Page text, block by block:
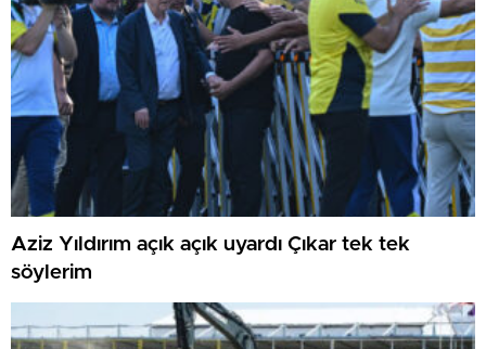
Aziz Yıldırım açık açık uyardı Çıkar tek tek
söylerim